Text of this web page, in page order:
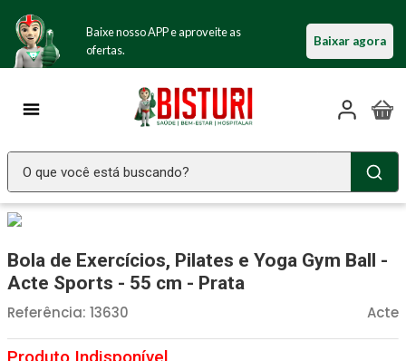
Baixe nosso APP e aproveite as
ofertas.
Baixar agora
O que você está buscando?
Bola de Exercícios, Pilates e Yoga Gym Ball -
Acte Sports - 55 cm - Prata
Acte
Referência: 13630
2º Fralda Geriatrica
3º Luva Latex
4º Estetoscopio Littmann